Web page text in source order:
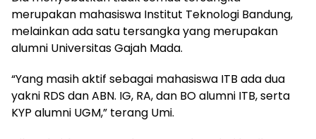
merupakan mahasiswa Institut Teknologi Bandung,
melainkan ada satu tersangka yang merupakan
alumni Universitas Gajah Mada.
“Yang masih aktif sebagai mahasiswa ITB ada dua
yakni RDS dan ABN. IG, RA, dan BO alumni ITB, serta
KYP alumni UGM,” terang Umi.